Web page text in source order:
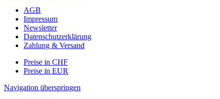
AGB
Impressum
Newsletter
Datenschutzerklärung
Zahlung & Versand
Preise in CHF
Preise in EUR
Navigation überspringen